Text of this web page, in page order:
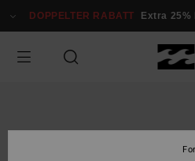
zur
springen
DOPPELTER RABATT Extra 25%